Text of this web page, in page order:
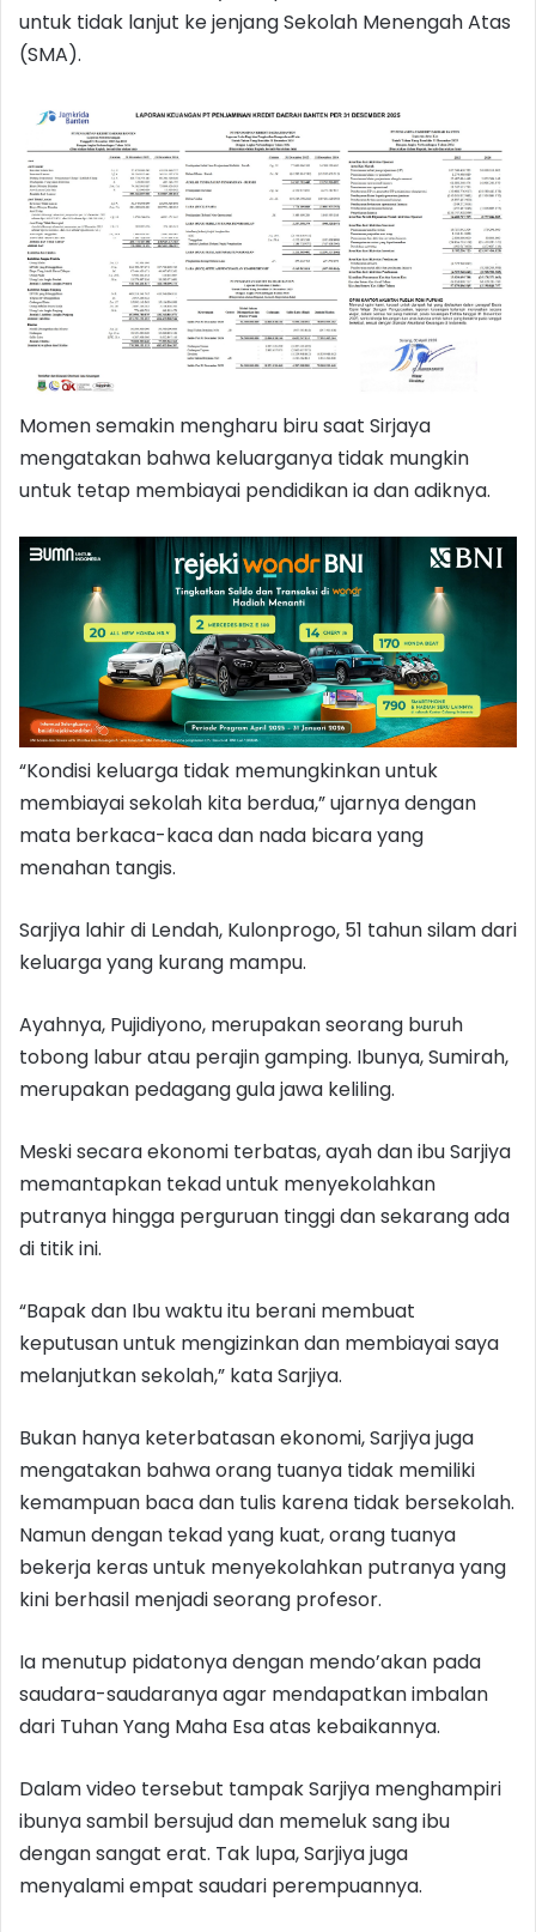
untuk tidak lanjut ke jenjang Sekolah Menengah Atas
(SMA).
Momen semakin mengharu biru saat Sirjaya
mengatakan bahwa keluarganya tidak mungkin
untuk tetap membiayai pendidikan ia dan adiknya.
“Kondisi keluarga tidak memungkinkan untuk
membiayai sekolah kita berdua,” ujarnya dengan
mata berkaca-kaca dan nada bicara yang
menahan tangis.
Sarjiya lahir di Lendah, Kulonprogo, 51 tahun silam dari
keluarga yang kurang mampu.
Ayahnya, Pujidiyono, merupakan seorang buruh
tobong labur atau perajin gamping. Ibunya, Sumirah,
merupakan pedagang gula jawa keliling.
Meski secara ekonomi terbatas, ayah dan ibu Sarjiya
memantapkan tekad untuk menyekolahkan
putranya hingga perguruan tinggi dan sekarang ada
di titik ini.
“Bapak dan Ibu waktu itu berani membuat
keputusan untuk mengizinkan dan membiayai saya
melanjutkan sekolah,” kata Sarjiya.
Bukan hanya keterbatasan ekonomi, Sarjiya juga
mengatakan bahwa orang tuanya tidak memiliki
kemampuan baca dan tulis karena tidak bersekolah.
Namun dengan tekad yang kuat, orang tuanya
bekerja keras untuk menyekolahkan putranya yang
kini berhasil menjadi seorang profesor.
Ia menutup pidatonya dengan mendo’akan pada
saudara-saudaranya agar mendapatkan imbalan
dari Tuhan Yang Maha Esa atas kebaikannya.
Dalam video tersebut tampak Sarjiya menghampiri
ibunya sambil bersujud dan memeluk sang ibu
dengan sangat erat. Tak lupa, Sarjiya juga
menyalami empat saudari perempuannya.